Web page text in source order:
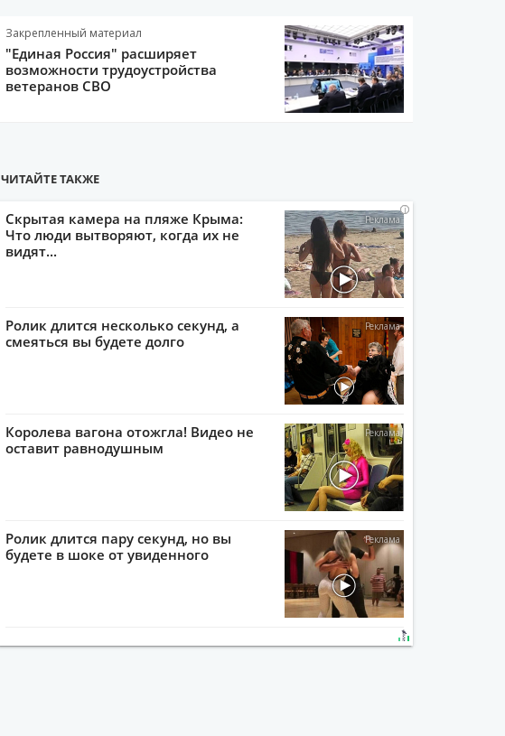
Закрепленный материал
"Единая Россия" расширяет
возможности трудоустройства
ветеранов СВО
ЧИТАЙТЕ ТАКЖЕ
i
Скрытая камера на пляже Крыма:
Что люди вытворяют, когда их не
видят...
i
Ролик длится несколько секунд, а
смеяться вы будете долго
i
Королева вагона отожгла! Видео не
оставит равнодушным
i
Ролик длится пару секунд, но вы
будете в шоке от увиденного